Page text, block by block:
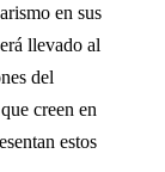
en sus
llevado al
del
creen en
estos